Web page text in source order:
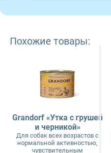
Похожие товары:
Grandorf «Утка с грушей
и черникой»
Для собак всех возрастов с
нормальной активностью,
чувствительным